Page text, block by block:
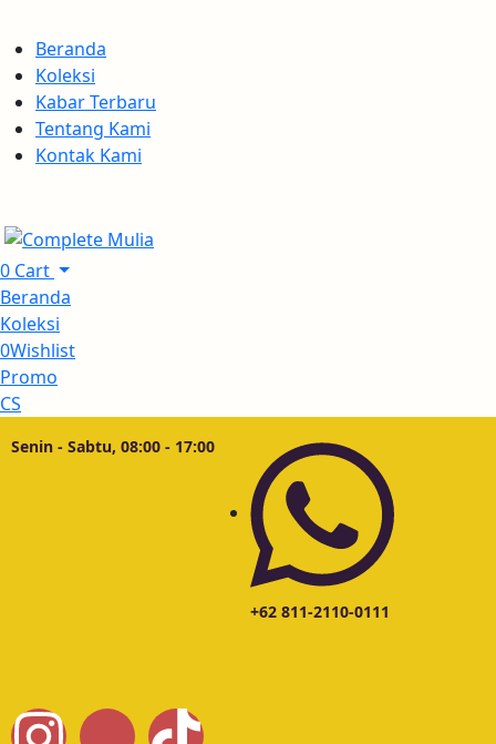
Beranda
Koleksi
Kabar Terbaru
Tentang Kami
Kontak Kami
0 Cart
Beranda
Koleksi
0Wishlist
Promo
CS
Senin - Sabtu, 08:00 - 17:00
+62 811-2110-0111